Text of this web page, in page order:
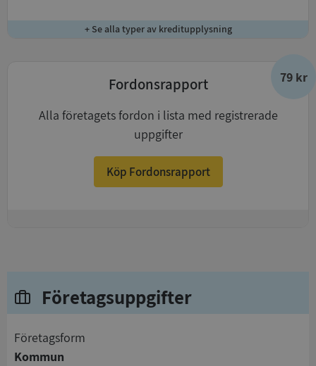
+ Se alla typer av kreditupplysning
79 kr
Fordonsrapport
Alla företagets fordon i lista med registrerade
uppgifter
Köp Fordonsrapport
Företagsuppgifter
företagsform
Kommun